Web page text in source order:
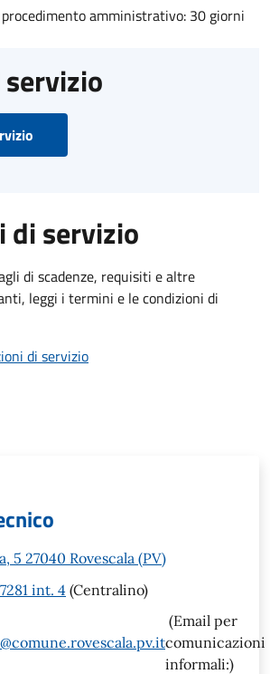
amministrativo: 30 giorni
di servizio
di scadenze, requisiti e altre
leggi i termini e le condizioni di
di servizio
5 27040 Rovescala (PV)
int. 4 (Centralino)
(Email per
comunicazioni
informali:)